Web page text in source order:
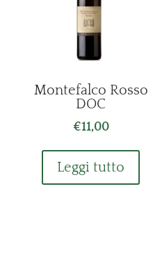
Montefalco Rosso
DOC
€11,00
Leggi tutto